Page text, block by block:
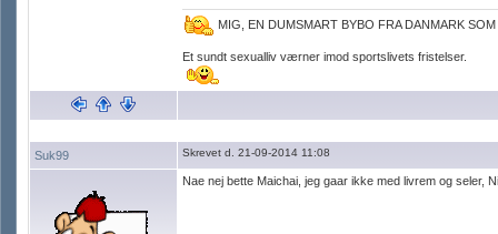
MIG, EN DUMSMART BYBO FRA DANMARK
Et sundt sexualliv værner imod sportslivets fristelser.
Suk99 Skrevet d. 21-09-2014 11:08
Nae nej bette Maichai, jeg gaar ikke med livrem og seler,